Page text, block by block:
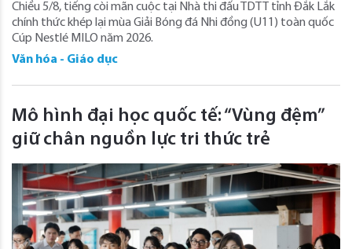
Chiều 5/8, tiếng còi mãn cuộc tại Nhà thi đấu TDTT tỉnh Đắk Lắk
chính thức khép lại mùa Giải Bóng đá Nhi đồng (U11) toàn quốc
Cúp Nestlé MILO năm 2026.
Văn hóa - Giáo dục
Mô hình đại học quốc tế: “Vùng đệm”
giữ chân nguồn lực tri thức trẻ